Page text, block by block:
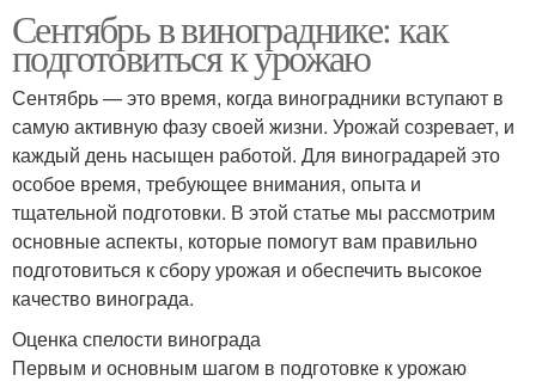
Сентябрь в винограднике: как
подготовиться к урожаю
Сентябрь — это время, когда виноградники вступают в
самую активную фазу своей жизни. Урожай созревает, и
каждый день насыщен работой. Для виноградарей это
особое время, требующее внимания, опыта и
тщательной подготовки. В этой статье мы рассмотрим
основные аспекты, которые помогут вам правильно
подготовиться к сбору урожая и обеспечить высокое
качество винограда.
Оценка спелости винограда
Первым и основным шагом в подготовке к урожаю